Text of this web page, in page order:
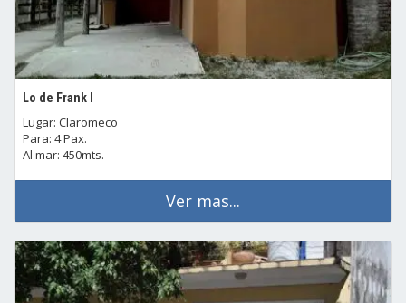
Lo de Frank I
Lugar: Claromeco
Para: 4 Pax.
Al mar: 450mts.
Ver mas...